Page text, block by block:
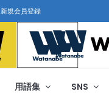
新規会員登録
用語集 SNS